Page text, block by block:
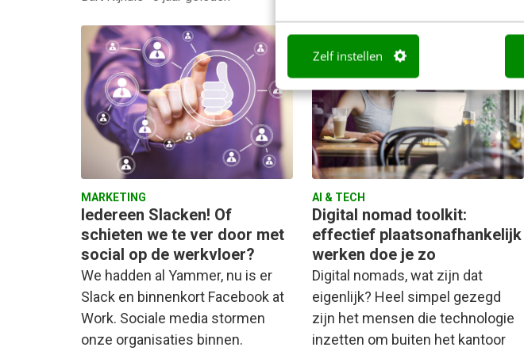
Zelf instellen
MARKETING
Iedereen Slacken! Of
schieten we te ver door met
social op de werkvloer?
We hadden al Yammer, nu is er
Slack en binnenkort Facebook at
Work. Sociale media stormen
onze organisaties binnen.
AI & TECH
Digital nomad toolkit:
effectief plaatsonafhankelijk
werken doe je zo
Digital nomads, wat zijn dat
eigenlijk? Heel simpel gezegd
zijn het mensen die technologie
inzetten om buiten het kantoor